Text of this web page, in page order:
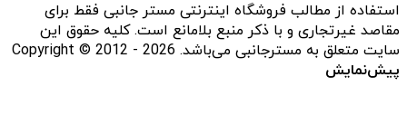
استفاده از مطالب فروشگاه اینترنتی مستر جانبی فقط برای
مقاصد غیرتجاری و با ذکر منبع بلامانع است. کلیه حقوق این
سایت متعلق به مسترجانبی می‌باشد. Copyright © 2012 - 2026
پیش‌نمایش